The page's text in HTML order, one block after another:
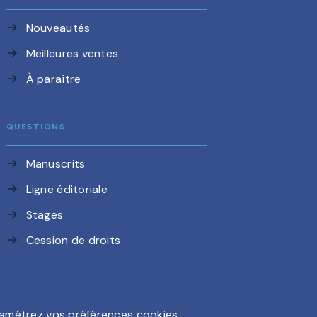
arrow_forward Nouveautés
arrow_forward Meilleures ventes
arrow_forward À paraître
QUESTIONS
arrow_forward Manuscrits
arrow_forward Ligne éditoriale
arrow_forward Stages
arrow_forward Cession de droits